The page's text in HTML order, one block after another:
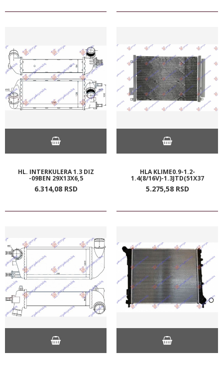
HL. INTERKULERA 1.3 DIZ
-09BEN 29X13X6,5
6.314,08 RSD
HLA KLIME0.9-1.2-
1.4(8/16V)-1.3JTD(51X37
5.275,58 RSD